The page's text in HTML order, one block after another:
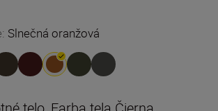
: Slnečná oranžová